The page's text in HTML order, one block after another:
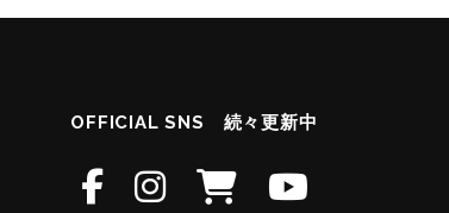
OFFICIAL SNS 続々更新中